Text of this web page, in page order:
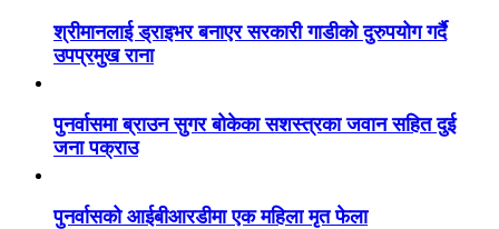
श्रीमानलाई ड्राइभर बनाएर सरकारी गाडीको दुरुपयोग गर्दै
उपप्रमुख राना
पुनर्वासमा ब्राउन सुगर बोकेका सशस्त्रका जवान सहित दुई
जना पक्राउ
पुनर्वासको आईबीआरडीमा एक महिला मृत फेला